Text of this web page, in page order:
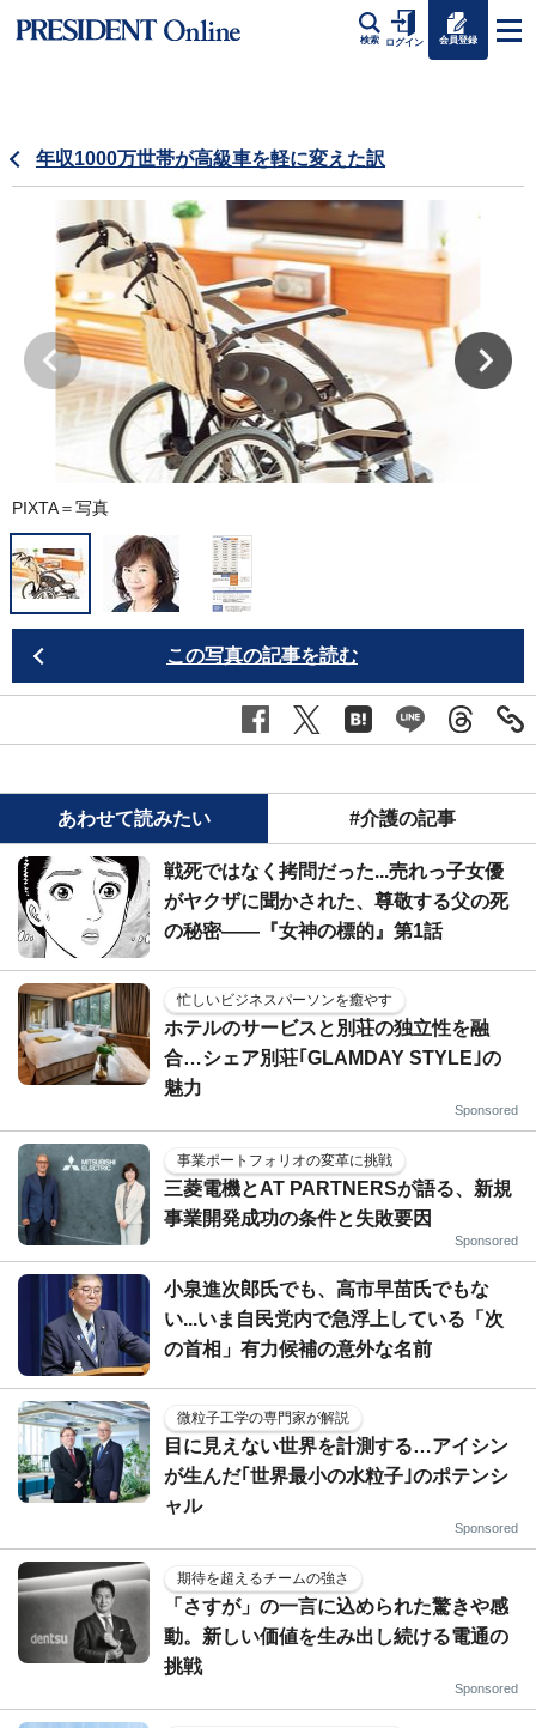
検索 ログイン 会員登録
年収1000万世帯が高級車を軽に変えた訳
PIXTA＝写真
この写真の記事を読む
あわせて読みたい #介護の記事
戦死ではなく拷問だった...売れっ子女優
がヤクザに聞かされた、尊敬する父の死
の秘密――『女神の標的』第1話
忙しいビジネスパーソンを癒やす
ホテルのサービスと別荘の独立性を融
合…シェア別荘｢GLAMDAY STYLE｣の
魅力
Sponsored
事業ポートフォリオの変革に挑戦
三菱電機とAT PARTNERSが語る、新規
事業開発成功の条件と失敗要因
Sponsored
小泉進次郎氏でも、高市早苗氏でもな
い...いま自民党内で急浮上している「次
の首相」有力候補の意外な名前
微粒子工学の専門家が解説
目に見えない世界を計測する…アイシン
が生んだ｢世界最小の水粒子｣のポテンシ
ャル
Sponsored
期待を超えるチームの強さ
「さすが」の一言に込められた驚きや感
動。新しい価値を生み出し続ける電通の
挑戦
Sponsored